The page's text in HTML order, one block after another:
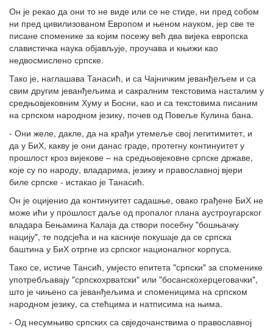
Он је рекао да они то не виде или се не стиде, ни пред собом
ни пред цивилизованом Европом и њеном науком, јер све те
писане споменике за којим посежу већ два вијека европска
славистичка наука објављује, проучава и књижи као
недвосмислено српске.
Тако је, наглашава Танасић, и са Чајничким јеванђељем и са
свим другим јеванђељима и сакралним текстовима насталим у
средњовјековним Хуму и Босни, као и са текстовима писаним
на српском народном језику, почев од Повеље Кулина бана.
- Они желе, дакле, да на крађи утемеље свој легитимитет, и
да у БиХ, какву је они данас граде, протегну континуитет у
прошлост кроз вијекове – на средњовјековне српске државе,
које су по народу, владарима, језику и православној вјери
биле српске - истакао је Танасић.
Он је оцијенио да континуитет садашње, овако грађене БиХ не
може ићи у прошлост даље од пропалог плана аустроугарског
владара Бењамина Калаја да створи посебну "бошњачку
нацију", те подсјећа и на касније покушаје да се српска
баштина у БиХ отргне из српског националног корпуса.
Тако се, истиче Тансић, умјесто епитета "српски" за споменике
употребљавају "српскохрватски" или "босанскохерцеговачки",
што је чињено са јеванђељима и споменицима на српском
народном језику, са стећцима и натписима на њима.
- Од несумњиво српских са свједочанствима о православној